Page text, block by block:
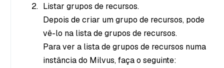
Listar grupos de recursos.
Depois de criar um grupo de recursos, pode
vê-lo na lista de grupos de recursos.
Para ver a lista de grupos de recursos numa
instância do Milvus, faça o seguinte: